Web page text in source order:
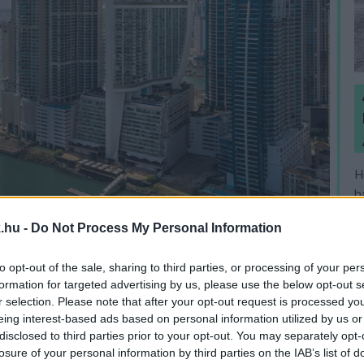
- Do Not Process My Personal Information
opt-out of the sale, sharing to third parties, or processing of your
for targeted advertising by us, please use the below opt-out
selection. Please note that after your opt-out request is processed
interest-based ads based on personal information utilized by us
to third parties prior to your opt-out. You may separately
of your personal information by third parties on the IAB’s list of
fordultunk.
Pittenger volt USA kongresszusi képviselő
Biztonsági Fórum ülésére utazott ki,
választották be. A tanácskozáson 30